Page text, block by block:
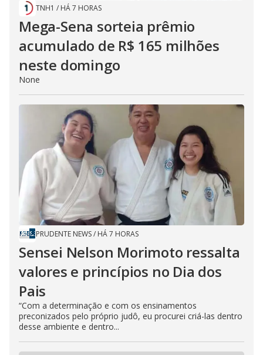
TNH1 / HÁ 7 HORAS
Mega-Sena sorteia prêmio
acumulado de R$ 165 milhões
neste domingo
None
PRUDENTE NEWS/ HÁ 7 HORAS
Sensei Nelson Morimoto ressalta
valores e princípios no Dia dos
Pais
“Com a determinação e com os ensinamentos
preconizados pelo próprio judô, eu procurei criá-las dentro
desse ambiente e dentro...